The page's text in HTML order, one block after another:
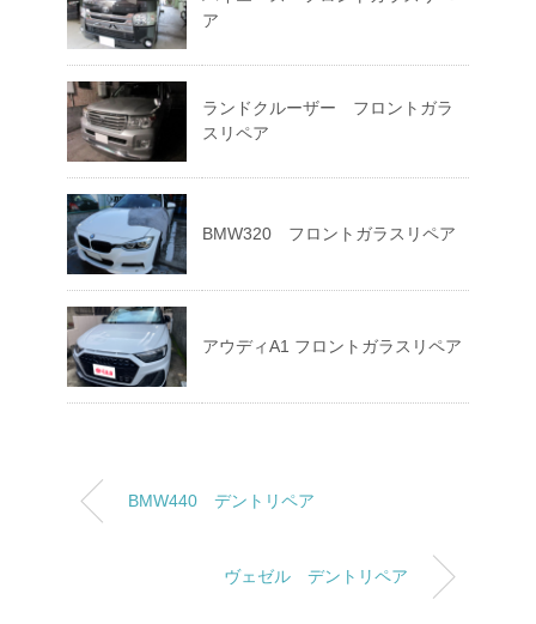
ア
ランドクルーザー フロントガラ
スリペア
BMW320 フロントガラスリペア
アウディA1 フロントガラスリペア
BMW440 デントリペア
ヴェゼル デントリペア